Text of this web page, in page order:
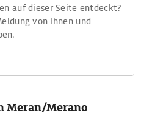
auf dieser Seite entdeckt?
von Ihnen und
Meran/Merano